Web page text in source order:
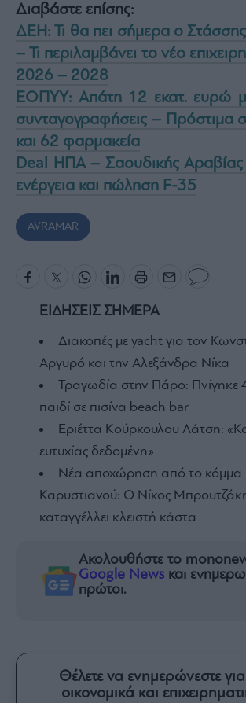
Διαβάστε επίσης:
ΔΕΗ: Τι θα πει σήμερα ο
– Τι περιλαμβάνει το νέο
2026 – 2028
ΕΟΠΥΥ: Απάτη 12 εκατ. ευρώ
συνταγογραφήσεις – Πρόστιμα
και 62 φαρμακεία
Deal ΗΠΑ – Σαουδικής Αραβίας
ενέργεια και πώληση F-35
AVRAMAR
ΕΙΔΗΣΕΙΣ ΣΗΜΕΡΑ
Διακοπές με yacht για τον
Αργυρό και την Αλεξάνδρα Νίκα
Τραγωδία στην Πάρο: Πνίγηκε
παιδί σε πισίνα beach bar
Εριέττα Κούρκουλου Λάτση:
ευτυχίας δεδομένη»
Νέα αποχώρηση από το κόμμα
Καρυστιανού: Ο Νίκος
καταγγέλλει κλειστή κάστα
Ακολουθήστε το
Google News και
πρώτοι.
Θέλετε να ενημερώνεστε
οικονομικά και